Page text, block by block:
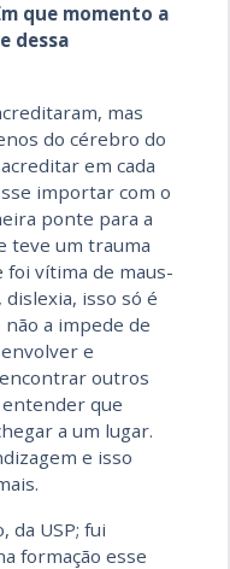
que momento a
dessa
mas
do cérebro do
em cada
importar com o
ponte para a
teve um trauma
vítima de maus-
isso só é
a impede de
e
outros
entender que
a um lugar.
e isso
da USP; fui
formação esse